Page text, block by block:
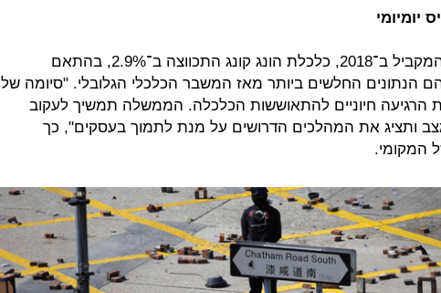
יומיומי
לעומת הרבעון המקביל ב־2018, כלכלת הונג קונג התכווצה ב־2.9%, בהתאם
הנתונים החלשים ביותר מאז המשבר הכלכלי הגלובלי. "סיומה של
הרגיעה חיוניים להתאוששות הכלכלה. הממשלה תמשיך לעקוב
ותציג את המהלכים הדרושים על מנת לתמוך בעסקים", כך
המקומי.